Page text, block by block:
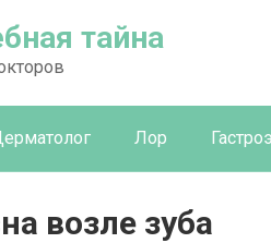
тайна
Лор
возле зуба